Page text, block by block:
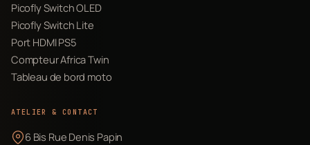
Picofly Switch OLED
Picofly Switch Lite
Port HDMI PS5
Compteur Africa Twin
Tableau de bord moto
ATELIER & CONTACT
6 Bis Rue Denis Papin